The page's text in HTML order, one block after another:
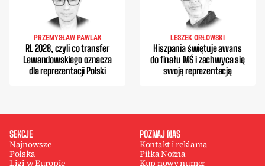
PRZEMYSŁAW PAWLAK
RL 2028, czyli co transfer
Lewandowskiego oznacza
dla reprezentacji Polski
LESZEK ORŁOWSKI
Hiszpania świętuje awans
do finału MŚ i zachwyca się
swoją reprezentacją
SEKCJE
Najnowsze
Polska
Ligi w Europie
POZNAJ NAS
Kontakt i reklama
Piłka Nożna
Kup nowy numer